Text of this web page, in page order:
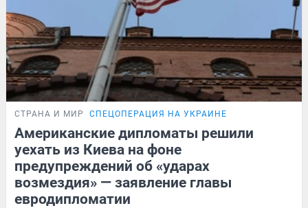
СТРАНА И МИР СПЕЦОПЕРАЦИЯ НА УКРАИНЕ
Американские дипломаты решили
уехать из Киева на фоне
предупреждений об «ударах
возмездия» — заявление главы
евродипломатии